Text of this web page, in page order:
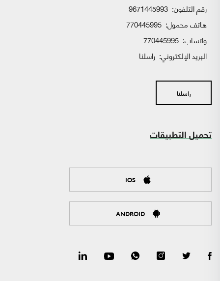
رقم التلفون: 9671445993
هاتف محمول: 770445995
واتساب:
البريد الإلكتروني: راسلنا
راسلنا
تحميل التطبيقات
IOS
ANDROID